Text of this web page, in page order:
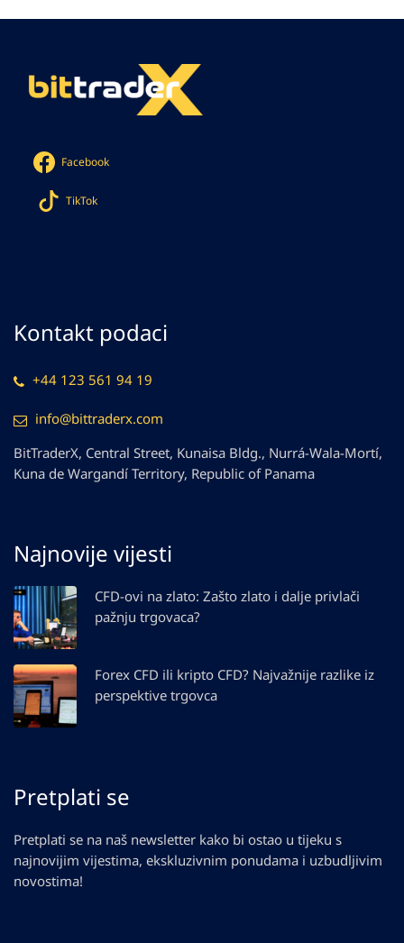
Facebook
TikTok
Kontakt podaci
+44 123 561 94 19
info@bittraderx.com
BitTraderX, Central Street, Kunaisa Bldg., Nurrá-Wala-Mortí,
Kuna de Wargandí Territory, Republic of Panama
Najnovije vijesti
CFD-ovi na zlato: Zašto zlato i dalje privlači
pažnju trgovaca?
Forex CFD ili kripto CFD? Najvažnije razlike iz
perspektive trgovca
Pretplati se
Pretplati se na naš newsletter kako bi ostao u tijeku s
najnovijim vijestima, ekskluzivnim ponudama i uzbudljivim
novostima!